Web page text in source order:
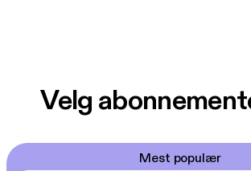
Velg
Mest populær